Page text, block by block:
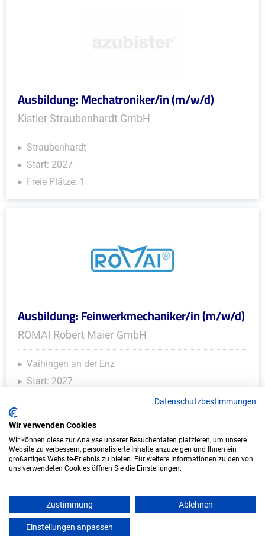
Ausbildung: Mechatroniker/in (m/w/d)
Kistler Straubenhardt GmbH
Straubenhardt
Start: 2027
Freie Plätze: 1
Ausbildung: Feinwerkmechaniker/in (m/w/d)
ROMAI Robert Maier GmbH
Vaihingen an der Enz
Start: 2027
Ausbildung: Maurer/in
Datenschutzbestimmungen
Wir verwenden Cookies
Wir können diese zur Analyse unserer Besucherdaten platzieren, um unsere
Website zu verbessern, personalisierte Inhalte anzuzeigen und Ihnen ein
großartiges Website-Erlebnis zu bieten. Für weitere Informationen zu den von
uns verwendeten Cookies öffnen Sie die Einstellungen.
Zustimmung Ablehnen
Einstellungen anpassen